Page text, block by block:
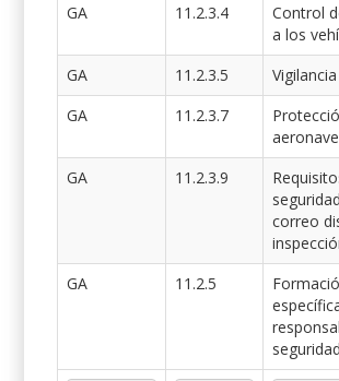
GA
11.2.3.4
Control
a los
GA
11.2.3.5
GA
11.2.3.7
GA
11.2.3.9
correo
GA
11.2.5
seguridad